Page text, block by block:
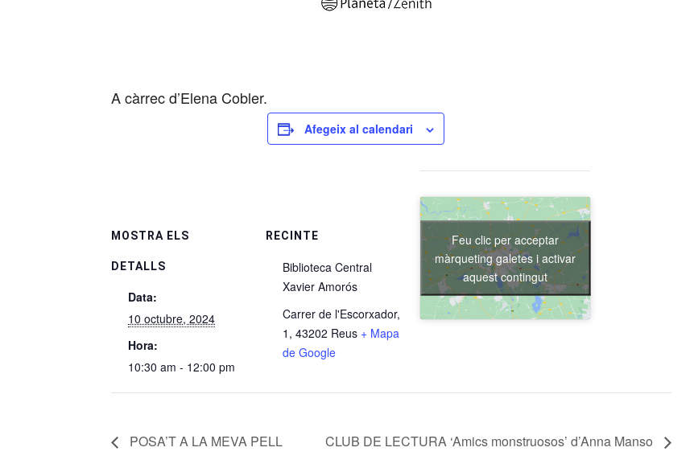
A càrrec d’Elena Cobler.
Afegeix al calendari
MOSTRA ELS
DETALLS
Data:
10 octubre, 2024
Hora:
10:30 am - 12:00 pm
RECINTE
Biblioteca Central
Xavier Amorós
Carrer de l'Escorxador,
1, 43202 Reus + Mapa
de Google
Feu clic per acceptar
màrqueting galetes i activar
aquest contingut
POSA’T A LA MEVA PELL CLUB DE LECTURA ‘Amics monstruosos’ d’Anna Manso